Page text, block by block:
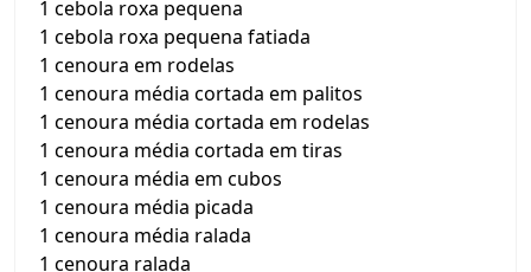
1 cebola roxa pequena
1 cebola roxa pequena fatiada
1 cenoura em rodelas
1 cenoura média cortada em palitos
1 cenoura média cortada em rodelas
1 cenoura média cortada em tiras
1 cenoura média em cubos
1 cenoura média picada
1 cenoura média ralada
1 cenoura ralada